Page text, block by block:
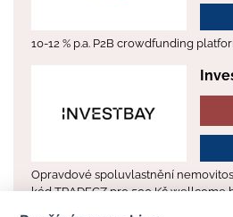
10-12 % p.a. P2B crowdfunding
Opravdové spoluvlastnění
kód TRADECZ pro 500 Kč wellcome